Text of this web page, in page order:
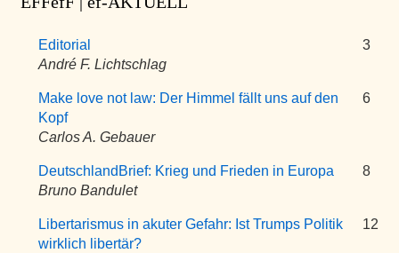
Editorial
André F. Lichtschlag
3
Make love not law: Der Himmel fällt uns auf den
Kopf
Carlos A. Gebauer
6
DeutschlandBrief: Krieg und Frieden in Europa
Bruno Bandulet
8
Libertarismus in akuter Gefahr: Ist Trumps Politik
wirklich libertär?
12